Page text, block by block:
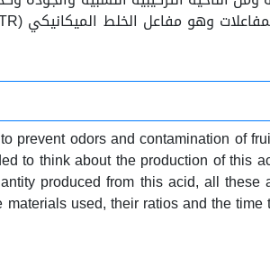
odors and contamination of
to think about the production of this
produced from this acid, all
used, their ratios and the